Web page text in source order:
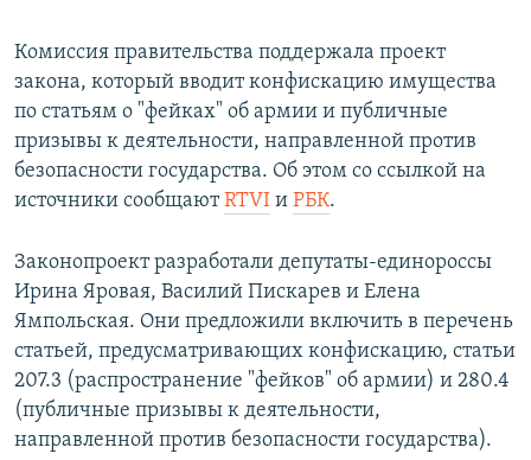
Все сайты РСЕ/РС
Комиссия правительства поддержала проект
закона, который вводит конфискацию имущества
по статьям о "фейках" об армии и публичные
призывы к деятельности, направленной против
безопасности государства. Об этом со ссылкой на
источники сообщаютRTVI и РБК.
Законопроект разработали депутаты-единороссы
Ирина Яровая, Василий Пискарев и Елена
Ямпольская. Они предложили включить в перечень
статьей, предусматривающих конфискацию, статьи
207.3 (распространение "фейков" об армии) и 280.4
(публичные призывы к деятельности,
направленной против безопасности государства).